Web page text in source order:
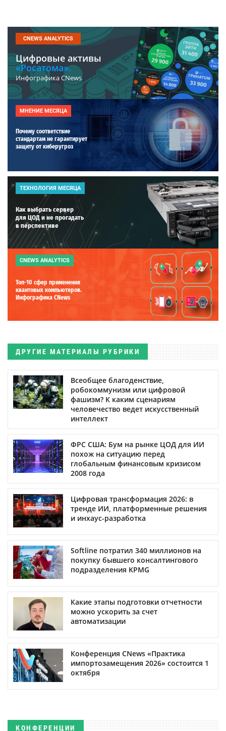
CNEWS ANALYTICS
Цифровые активы
«Росатома».
Инфографика CNews
МНЕНИЕ МЕСЯЦА
Почему соответствие
стандартам не гарантирует
защиту от киберугроз
ТЕХНОЛОГИЯ МЕСЯЦА
Как выбрать сервер
для ЦОД и не прогадать
в перспективе
CNEWS ANALYTICS
Топ-10 сфер применения
квантовых компьютеров.
Инфографика CNews
ДРУГИЕ МАТЕРИАЛЫ РУБРИКИ
Всеобщее благоденствие,
робокоммунизм или цифровой
фашизм? К каким сценариям
человечество ведет искусственный
интеллект
ФРС США: Бум на рынке ЦОД для ИИ
похож на ситуацию перед
глобальным финансовым кризисом
2008 года
Цифровая трансформация 2026: в
тренде ИИ, платформенные решения
и инхаус-разработка
Softline потратил 340 миллионов на
покупку бывшего консалтингового
подразделения KPMG
Какие этапы подготовки отчетности
можно ускорить за счет
автоматизации
Конференция CNews «Практика
импортозамещения 2026» состоится 1
октября
КОНФЕРЕНЦИИ